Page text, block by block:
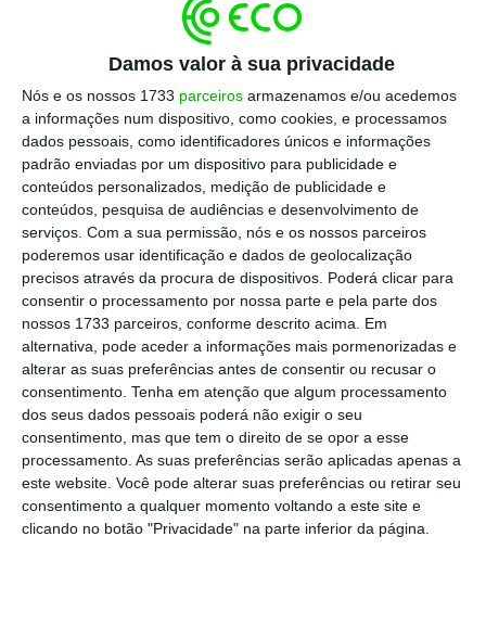
Damos valor à sua privacidade
Nós e os nossos 1733 parceiros armazenamos e/ou acedemos
a informações num dispositivo, como cookies, e processamos
dados pessoais, como identificadores únicos e informações
padrão enviadas por um dispositivo para publicidade e
conteúdos personalizados, medição de publicidade e
conteúdos, pesquisa de audiências e desenvolvimento de
serviços. Com a sua permissão, nós e os nossos parceiros
poderemos usar identificação e dados de geolocalização
precisos através da procura de dispositivos. Poderá clicar para
consentir o processamento por nossa parte e pela parte dos
nossos 1733 parceiros, conforme descrito acima. Em
alternativa, pode aceder a informações mais pormenorizadas e
alterar as suas preferências antes de consentir ou recusar o
consentimento. Tenha em atenção que algum processamento
dos seus dados pessoais poderá não exigir o seu
consentimento, mas que tem o direito de se opor a esse
processamento. As suas preferências serão aplicadas apenas a
este website. Você pode alterar suas preferências ou retirar seu
consentimento a qualquer momento voltando a este site e
clicando no botão "Privacidade" na parte inferior da página.
O Presidente eleito norte-americano Joe
Biden pretende aplicar 1,9 biliões de dólares
(1,5 biliões de euros) em medidas de
aceleração da vacinação para a Covid-19 e
assistência financeira a pessoas e empresas.
O plano contempla pagamentos adicionais
de 1.400 dólares para a maioria dos norte-
americanos, que juntamente com outros de
600 dólares já aprovados pelo Congresso
elevam a ajuda financeira total a 2.000
dólares por pessoa. Biden apela que é
necessário “agir agora”. “Uma crise de
profundo sofrimento humano está à vista de
todos. Não há tempo a perder. Temos de agir
e temos de agir agora”, disse Joe Biden.
Leia a notícia completa no Financial Times
(acesso pago, conteúdo em inglês)